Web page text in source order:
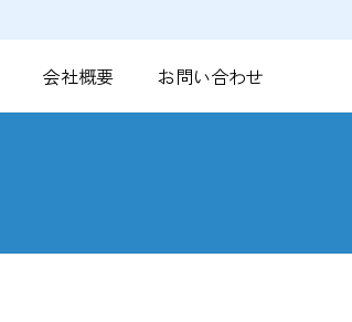
会社概要 お問い合わせ